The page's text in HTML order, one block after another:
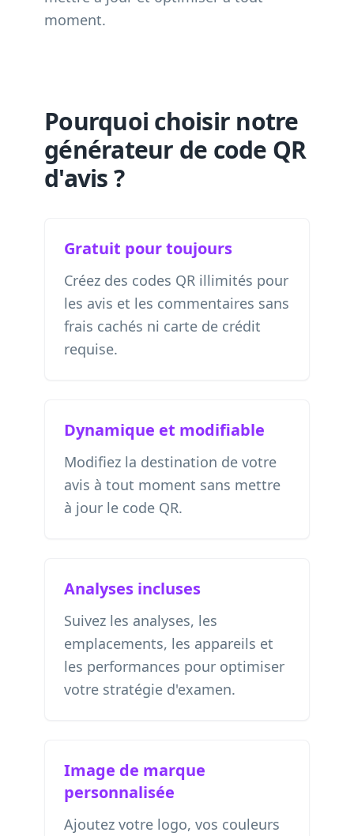
moment.
Pourquoi choisir notre
générateur de code QR
d'avis ?
Gratuit pour toujours
Créez des codes QR illimités pour
les avis et les commentaires sans
frais cachés ni carte de crédit
requise.
Dynamique et modifiable
Modifiez la destination de votre
avis à tout moment sans mettre
à jour le code QR.
Analyses incluses
Suivez les analyses, les
emplacements, les appareils et
les performances pour optimiser
votre stratégie d'examen.
Image de marque
personnalisée
Ajoutez votre logo, vos couleurs